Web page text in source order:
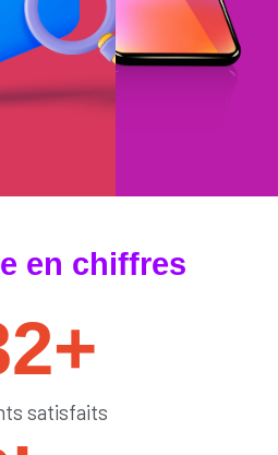
#tendances
en chiffres
+
satisfaits